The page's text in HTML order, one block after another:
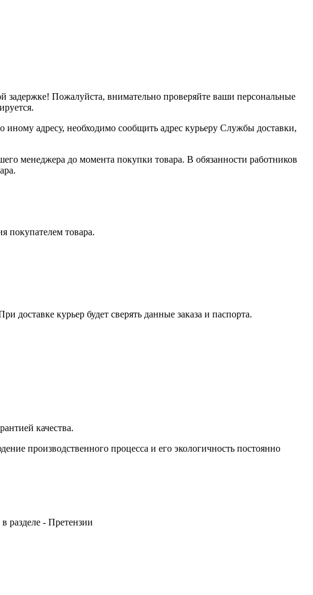
Пожалуйста, внимательно проверяйте ваши персональные
иному адресу, необходимо сообщить адрес курьеру Службы доставки,
менеджера до момента покупки товара. В обязанности работников
покупателем товара.
курьер будет сверять данные заказа и паспорта.
качества.
производственного процесса и его экологичность постоянно
разделе - Претензии